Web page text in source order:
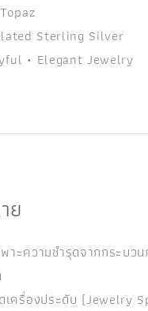
Sterling Silver
• Elegant Jewelry
ย
าะความชำรุดจากกระบว
เครื่องประดับ (Jewelry